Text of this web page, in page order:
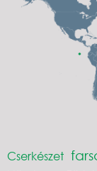
Cserkészet